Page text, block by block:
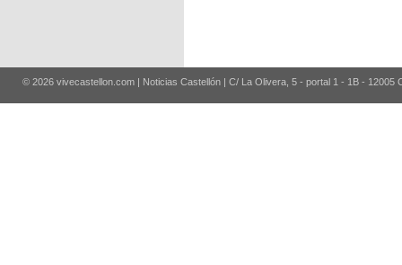
© 2026 vivecastellon.com | Noticias Castellón | C/ La Olivera, 5 - portal 1 - 1B - 12005